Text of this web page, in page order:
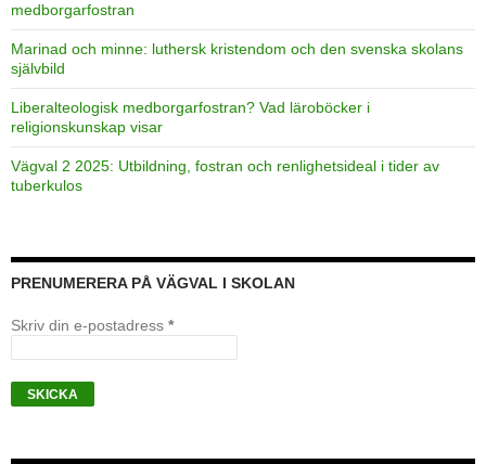
medborgarfostran
Marinad och minne: luthersk kristendom och den svenska skolans
självbild
Liberalteologisk medborgarfostran? Vad läroböcker i
religionskunskap visar
Vägval 2 2025: Utbildning, fostran och renlighetsideal i tider av
tuberkulos
PRENUMERERA PÅ VÄGVAL I SKOLAN
Skriv din e-postadress *